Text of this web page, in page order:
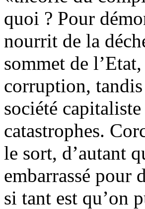
quoi ? Pour
nourrit de la
sommet de
corruption,
société
catastrophes.
le sort, d’autant
embarrassé pour
si tant est qu’on